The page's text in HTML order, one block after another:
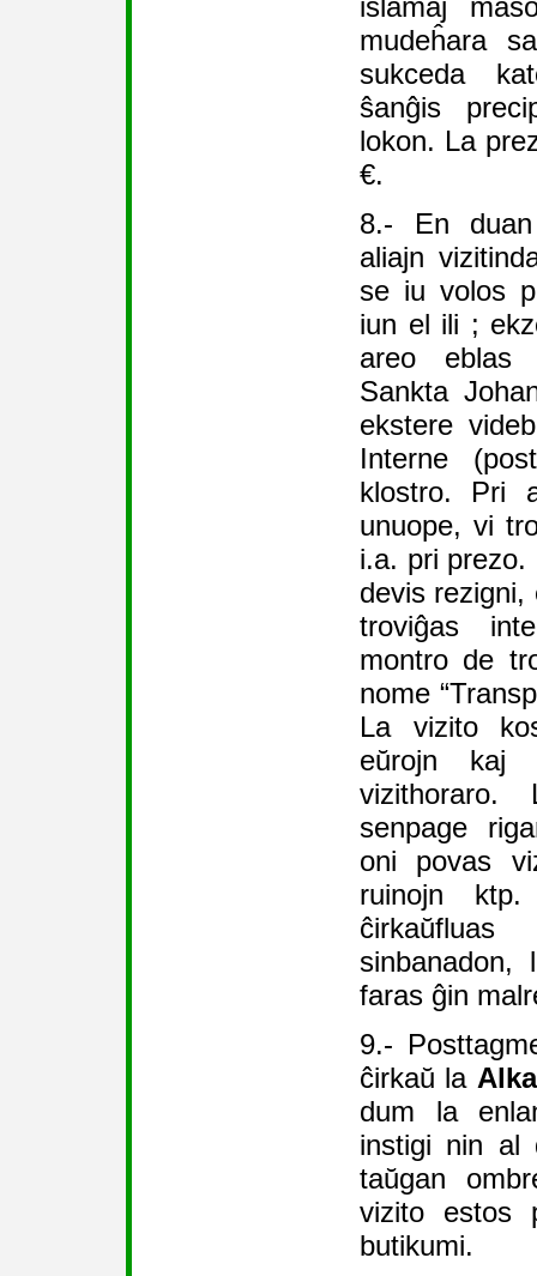
islamaj
mudeĥara
sukceda
ŝanĝis
lokon. La
€.
8.- En
aliajn
se iu volos
iun el ili ;
areo eblas
Sankta
ekstere
Interne
klostro. Pri
unuope, vi
i.a. pri prezo.
devis
troviĝas
montro de
nome
La vizito
eŭrojn kaj
vizithoraro.
senpage
oni povas
ruinojn
faras ĝin
9.-
ĉirkaŭ la
dum la
instigi nin al
taŭgan
vizito estos
butikumi.